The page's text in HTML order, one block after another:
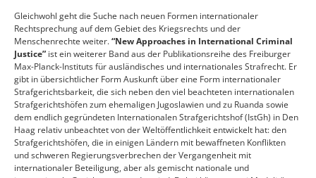
Gleichwohl geht die Suche nach neuen Formen internationaler
Rechtsprechung auf dem Gebiet des Kriegsrechts und der
Menschenrechte weiter.“New Approaches in International Criminal
Justice” ist ein weiterer Band aus der Publikationsreihe des Freiburger
Max-Planck-Instituts für ausländisches und internationales Strafrecht. Er
gibt in übersichtlicher Form Auskunft über eine Form internationaler
Strafgerichtsbarkeit, die sich neben den viel beachteten internationalen
Strafgerichtshöfen zum ehemaligen Jugoslawien und zu Ruanda sowie
dem endlich gegründeten Internationalen Strafgerichtshof (IstGh) in Den
Haag relativ unbeachtet von der Weltöffentlichkeit entwickelt hat: den
Strafgerichtshöfen, die in einigen Ländern mit bewaffneten Konflikten
und schweren Regierungsverbrechen der Vergangenheit mit
internationaler Beteiligung, aber als gemischt nationale und